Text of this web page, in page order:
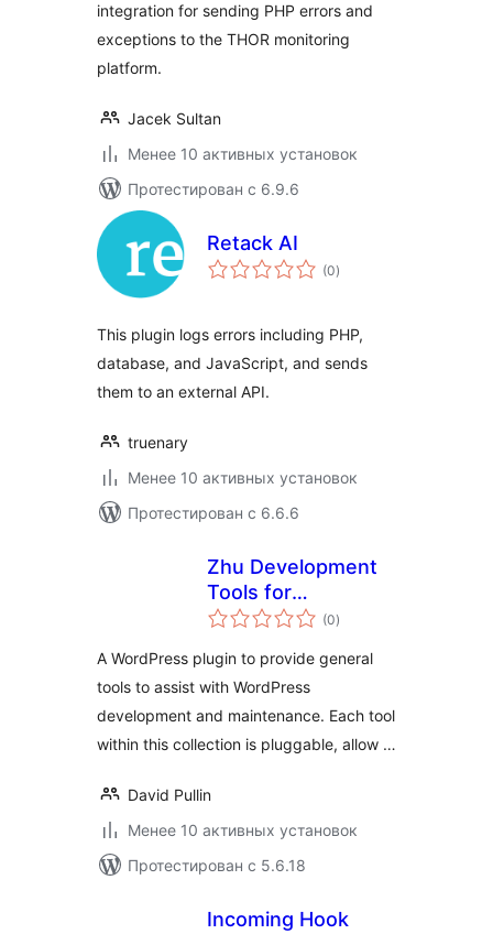
integration for sending PHP errors and
exceptions to the THOR monitoring
platform.
Jacek Sultan
Менее 10 активных установок
Протестирован с 6.9.6
Retack AI
(0общий
рейтинг
)
This plugin logs errors including PHP,
database, and JavaScript, and sends
them to an external API.
truenary
Менее 10 активных установок
Протестирован с 6.6.6
Zhu Development
Tools for
WordPress
(0общий
рейтинг
)
A WordPress plugin to provide general
tools to assist with WordPress
development and maintenance. Each tool
within this collection is pluggable, allow …
David Pullin
Менее 10 активных установок
Протестирован с 5.6.18
Incoming Hook